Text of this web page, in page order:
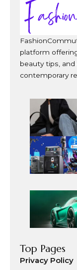
platform
beauty tips,
contemporary
Top Pages
Privacy Policy